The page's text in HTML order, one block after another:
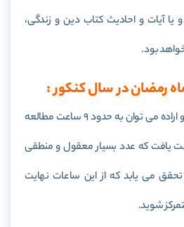
یا آیات و احادیث کتاب دین و زندگی،
بود.
بنابراین باکمی برنامه ریزی و اراده می توان به حدود 9 ساعت مطالعه
یافت که عدد بسیار معقول و منطقی
می یابد که از این ساعات نهایت
شوید.